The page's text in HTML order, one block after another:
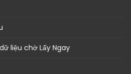
liệu chờ Lấy Ngay